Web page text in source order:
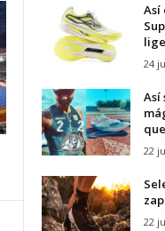
Así
24
Así
22
22